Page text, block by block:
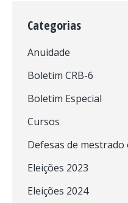
Categorias
Anuidade
Boletim CRB-6
Boletim Especial
Cursos
Defesas de
Eleições 2023
Eleições 2024